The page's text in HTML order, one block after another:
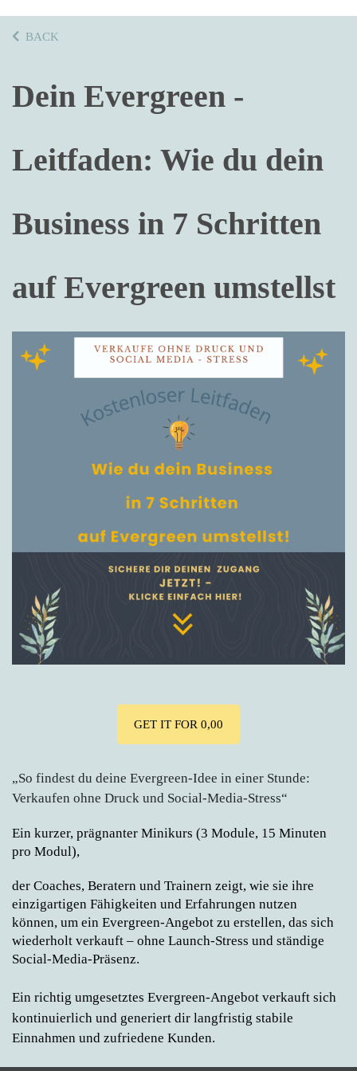
BACK
Dein Evergreen -
Leitfaden: Wie du dein
Business in 7 Schritten
auf Evergreen umstellst
GET IT FOR 0,00
„So findest du deine Evergreen-Idee in einer Stunde:
Verkaufen ohne Druck und Social-Media-Stress“
Ein kurzer, prägnanter Minikurs (3 Module, 15 Minuten
pro Modul),
der Coaches, Beratern und Trainern zeigt, wie sie ihre
einzigartigen Fähigkeiten und Erfahrungen nutzen
können, um ein Evergreen-Angebot zu erstellen, das sich
wiederholt verkauft – ohne Launch-Stress und ständige
Social-Media-Präsenz.
Ein richtig umgesetztes Evergreen-Angebot verkauft sich
kontinuierlich und generiert dir langfristig stabile
Einnahmen und zufriedene Kunden.